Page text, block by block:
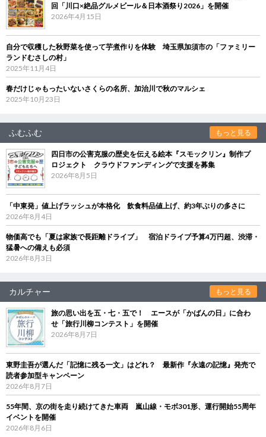
回「川口×絶品グルメビール＆日本酒祭り2026」を開催
2026年4月15日
自分で収穫した秋野菜を使って芋煮作りを体験 埼玉県加須市の「ファミリー
ランドむさしの村」
2025年11月4日
春だけじゃもったいないさくらの名所、加治川で秋のマルシェ
2025年10月23日
ふむふむ もっと見る
四日市の公害克服の歴史を伝える絵本『スモックリン』制作プ
ロジェクト クラウドファンディングで支援を募集
2026年8月5日
「中東発」値上げラッシュが本格化 飲食料品値上げ、約3年ぶりの多さに
2026年8月4日
物価高でも「夏は家族で長距離ドライブ」 宿泊ドライブ予算4万円超、渋滞・
猛暑への備えも必須
2026年8月3日
カルチャー もっと見る
旅の思い出を五・七・五で！ エースが「かばんの日」に合わ
せ「旅行川柳コンテスト」を開催
2026年8月7日
東野圭吾が選んだ「記憶に残る一文」はどれ？ 最新作『永遠の記憶』発売で
読者参加型キャンペーン
2026年8月7日
55年間、京の街を走り続けてきた車両 嵐山線・モボ301形、運行開始55周年
イベントを開催
2026年8月6日